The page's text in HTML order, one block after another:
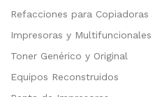
Refacciones para Copiadoras
Impresoras y Multifuncionales
Toner Genérico y Original
Equipos Reconstruidos